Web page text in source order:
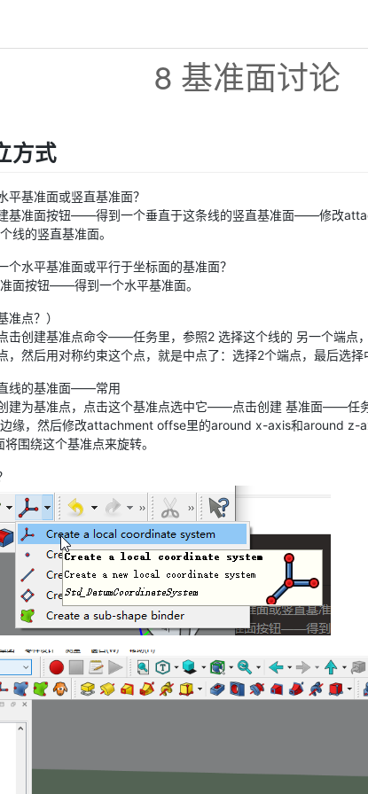
8 基准面讨论
方式
平基准面或竖直基准面？
基准面按钮——得到一个垂直于这条线的竖直基准面——修改
线的竖直基准面。
个水平基准面或平行于坐标面的基准面？
面按钮——得到一个水平基准面。
点？）
创建基准点命令——任务里，参照2 选择这个线的 另一个端点，
，然后用对称约束这个点，就是中点了：选择2个端点，最后选择
线的基准面——常用
建为基准点，点击这个基准点选中它——点击创建 基准面——
缘，然后修改attachment offse里的around x-axis和around z-
围绕这个基准点来旋转。